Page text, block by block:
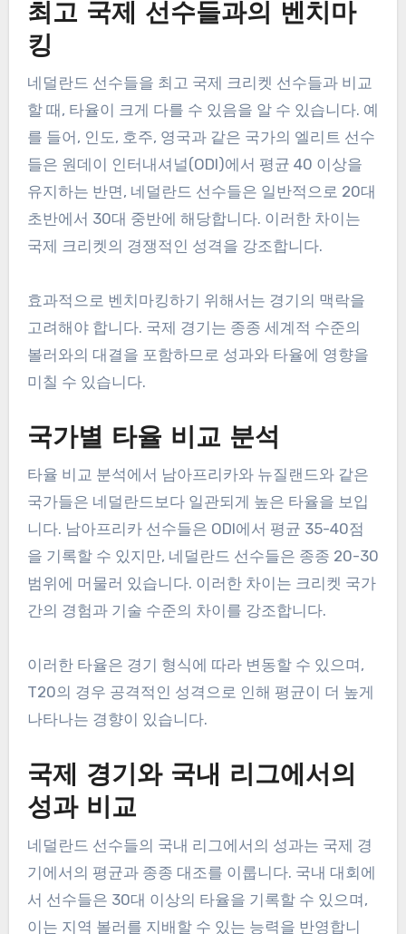
최고 국제 선수들과의 벤치마
킹
네덜란드 선수들을 최고 국제 크리켓 선수들과 비교
할 때, 타율이 크게 다를 수 있음을 알 수 있습니다. 예
를 들어, 인도, 호주, 영국과 같은 국가의 엘리트 선수
들은 원데이 인터내셔널(ODI)에서 평균 40 이상을
유지하는 반면, 네덜란드 선수들은 일반적으로 20대
초반에서 30대 중반에 해당합니다. 이러한 차이는
국제 크리켓의 경쟁적인 성격을 강조합니다.
효과적으로 벤치마킹하기 위해서는 경기의 맥락을
고려해야 합니다. 국제 경기는 종종 세계적 수준의
볼러와의 대결을 포함하므로 성과와 타율에 영향을
미칠 수 있습니다.
국가별 타율 비교 분석
타율 비교 분석에서 남아프리카와 뉴질랜드와 같은
국가들은 네덜란드보다 일관되게 높은 타율을 보입
니다. 남아프리카 선수들은 ODI에서 평균 35-40점
을 기록할 수 있지만, 네덜란드 선수들은 종종 20-30
범위에 머물러 있습니다. 이러한 차이는 크리켓 국가
간의 경험과 기술 수준의 차이를 강조합니다.
이러한 타율은 경기 형식에 따라 변동할 수 있으며,
T20의 경우 공격적인 성격으로 인해 평균이 더 높게
나타나는 경향이 있습니다.
국제 경기와 국내 리그에서의
성과 비교
네덜란드 선수들의 국내 리그에서의 성과는 국제 경
기에서의 평균과 종종 대조를 이룹니다. 국내 대회에
서 선수들은 30대 이상의 타율을 기록할 수 있으며,
이는 지역 볼러를 지배할 수 있는 능력을 반영합니